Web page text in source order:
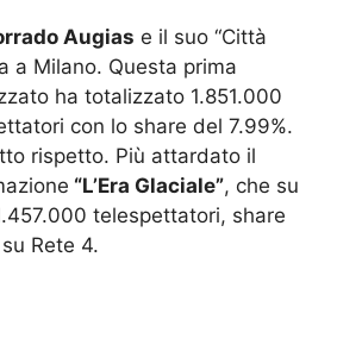
Augias e il suo “Città
a Milano. Questa prima
ha totalizzato 1.851.000
con lo share del 7.99%.
rispetto. Più attardato il
“L’Era Glaciale”, che su
telespettatori, share
Rete 4.